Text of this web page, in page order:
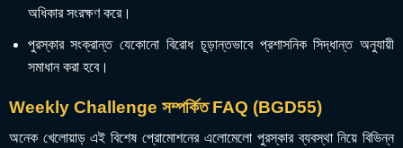
অধিকার সংরক্ষণ করে।
পুরস্কার সংক্রান্ত যেকোনো বিরোধ চূড়ান্তভাবে প্রশাসনিক সিদ্ধান্ত অনুযায়ী
সমাধান করা হবে।
Weekly Challenge সম্পর্কিত FAQ (BGD55)
অনেক খেলোয়াড় এই বিশেষ প্রোমোশনের এলোমেলো পুরস্কার ব্যবস্থা নিয়ে বিভিন্ন